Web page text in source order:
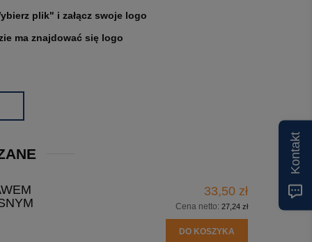
plik" i załącz swoje logo
ma znajdować się logo
33,50 zł
Cena netto: 27,24 zł
DO KOSZYKA
Kontakt